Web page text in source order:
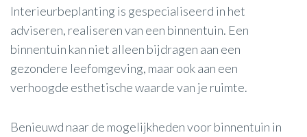
Interieurbeplanting is gespecialiseerd in het
adviseren, realiseren van een binnentuin. Een
binnentuin kan niet alleen bijdragen aan een
gezondere leefomgeving, maar ook aan een
verhoogde esthetische waarde van je ruimte.
Benieuwd naar de mogelijkheden voor binnentuin in